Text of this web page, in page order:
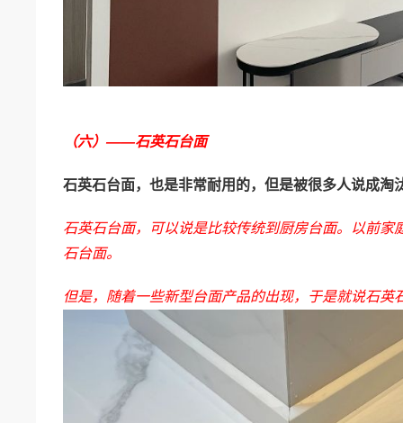
（六）——石英石台面
石英石台面，也是非常耐用的，但是被很多人说成淘
石英石台面，可以说是比较传统到厨房台面。以前家
石台面。
但是，随着一些新型台面产品的出现，于是就说石英